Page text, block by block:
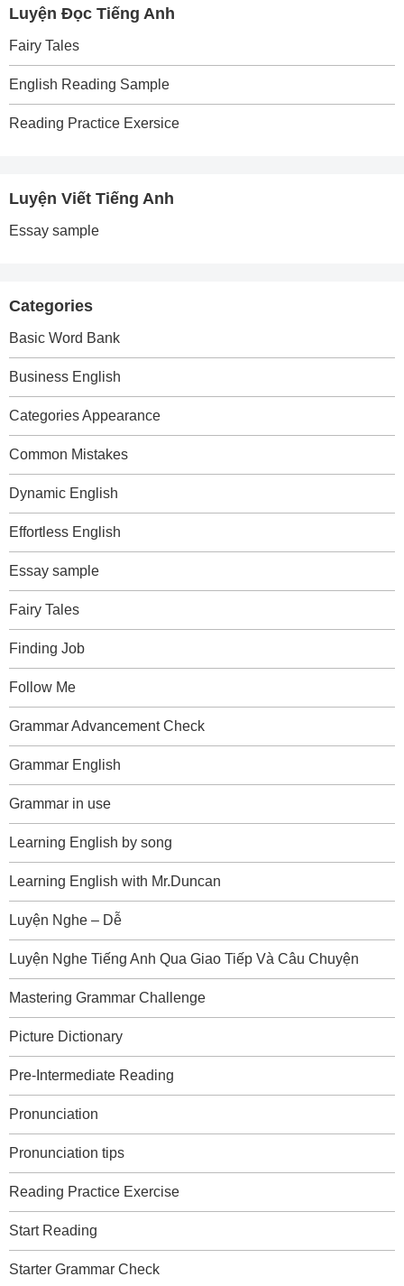
Luyện Đọc Tiếng Anh
Fairy Tales
English Reading Sample
Reading Practice Exersice
Luyện Viết Tiếng Anh
Essay sample
Categories
Basic Word Bank
Business English
Categories Appearance
Common Mistakes
Dynamic English
Effortless English
Essay sample
Fairy Tales
Finding Job
Follow Me
Grammar Advancement Check
Grammar English
Grammar in use
Learning English by song
Learning English with Mr.Duncan
Luyện Nghe – Dễ
Luyện Nghe Tiếng Anh Qua Giao Tiếp Và Câu Chuyện
Mastering Grammar Challenge
Picture Dictionary
Pre-Intermediate Reading
Pronunciation
Pronunciation tips
Reading Practice Exercise
Start Reading
Starter Grammar Check